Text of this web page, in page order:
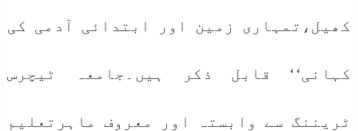
کھیل،تمہاری زمین اور ابتدائی آدمی کی
کہانی‘‘ قابل ذکر ہیں۔جامعہ ٹیچرس
ٹریننگ سے وابستہ اور معروف ماہرتعلیم